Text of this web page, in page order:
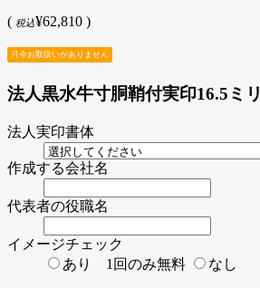
( 税込¥62,810 )
只今お取扱いがありません
法人黒水牛寸胴鞘付実印16.5ミリ
法人実印書体
作成する会社名
代表者の役職名
イメージチェック
あり 1回のみ無料
なし